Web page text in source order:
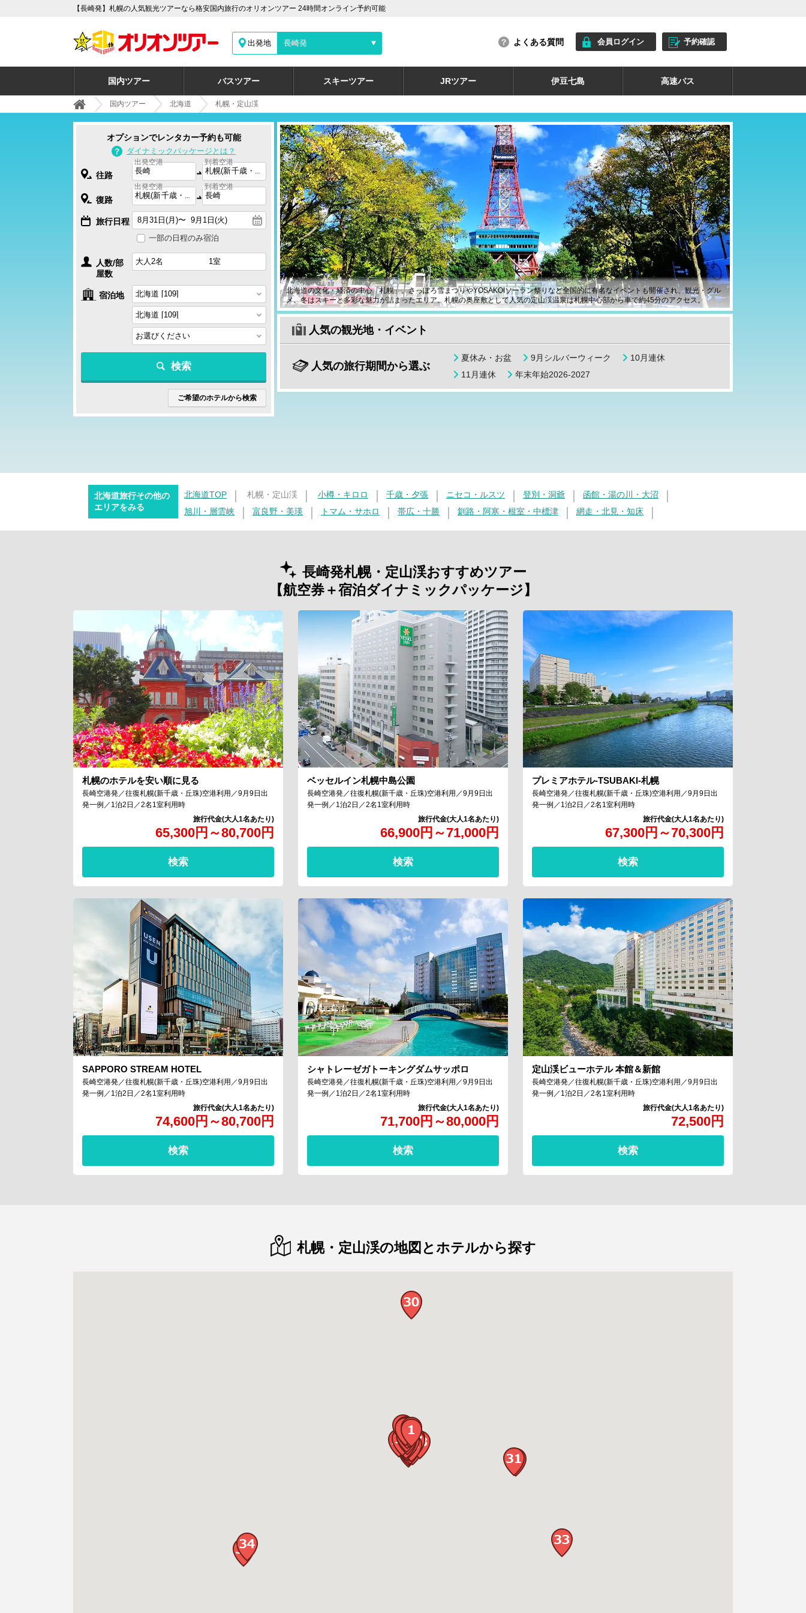
【長崎発】札幌の人気観光ツアーなら格安国内旅行のオリオンツアー 24時間オンライン予約可能
出発地 長崎発 よくある質問 会員ログイン 予約確認
国内ツアー バスツアー スキーツアー JRツアー 伊豆七島 高速バス
国内ツアー 北海道 札幌・定山渓
北海道の文化・経済の中心「札幌」。さっぽろ雪まつりやYOSAKOIソーラン祭りなど全国的に有名なイベントも開催され、観光・グル
メ、冬はスキーと多彩な魅力が詰まったエリア。札幌の奥座敷として人気の定山渓温泉は札幌中心部から車で約45分のアクセス。
人気の観光地・イベント
人気の旅行期間から選ぶ
夏休み・お盆 9月シルバーウィーク
10月連休
11月連休
年末年始2026-2027
オプションでレンタカー予約も可能
ダイナミックパッケージとは？
往路
出発空港 到着空港
復路
出発空港 到着空港
旅行日程
一部の日程のみ宿泊
人数/部
屋数
宿泊地
検索
ご希望のホテルから検索
北海道旅行その他の
エリアをみる
北海道TOP 札幌・定山渓 小樽・キロロ 千歳・夕張 ニセコ・ルスツ 登別・洞爺
函館・湯の川・大沼
旭川・層雲峡
富良野・美瑛 トマム・サホロ 帯広・十勝 釧路・阿寒・根室・中標津 網走・北見・知床
長崎発札幌・定山渓おすすめツアー
【航空券＋宿泊ダイナミックパッケージ】
札幌のホテルを安い順に見る
65,300円 ～80,700円
長崎空港発／往復札幌(新千歳・丘珠)空港利用／9月9日出
発一例／1泊2日／2名1室利用時
検索
ベッセルイン札幌中島公園
66,900円 ～71,000円
長崎空港発／往復札幌(新千歳・丘珠)空港利用／9月9日出
発一例／1泊2日／2名1室利用時
検索
プレミアホテル-TSUBAKI-札幌
67,300円 ～70,300円
長崎空港発／往復札幌(新千歳・丘珠)空港利用／9月9日出
発一例／1泊2日／2名1室利用時
検索
SAPPORO STREAM HOTEL
74,600円 ～80,700円
長崎空港発／往復札幌(新千歳・丘珠)空港利用／9月9日出
発一例／1泊2日／2名1室利用時
検索
シャトレーゼガトーキングダムサッポロ
71,700円 ～80,000円
長崎空港発／往復札幌(新千歳・丘珠)空港利用／9月9日出
発一例／1泊2日／2名1室利用時
検索
定山渓ビューホテル 本館＆新館
72,500円
長崎空港発／往復札幌(新千歳・丘珠)空港利用／9月9日出
発一例／1泊2日／2名1室利用時
検索
札幌・定山渓の地図とホテルから探す